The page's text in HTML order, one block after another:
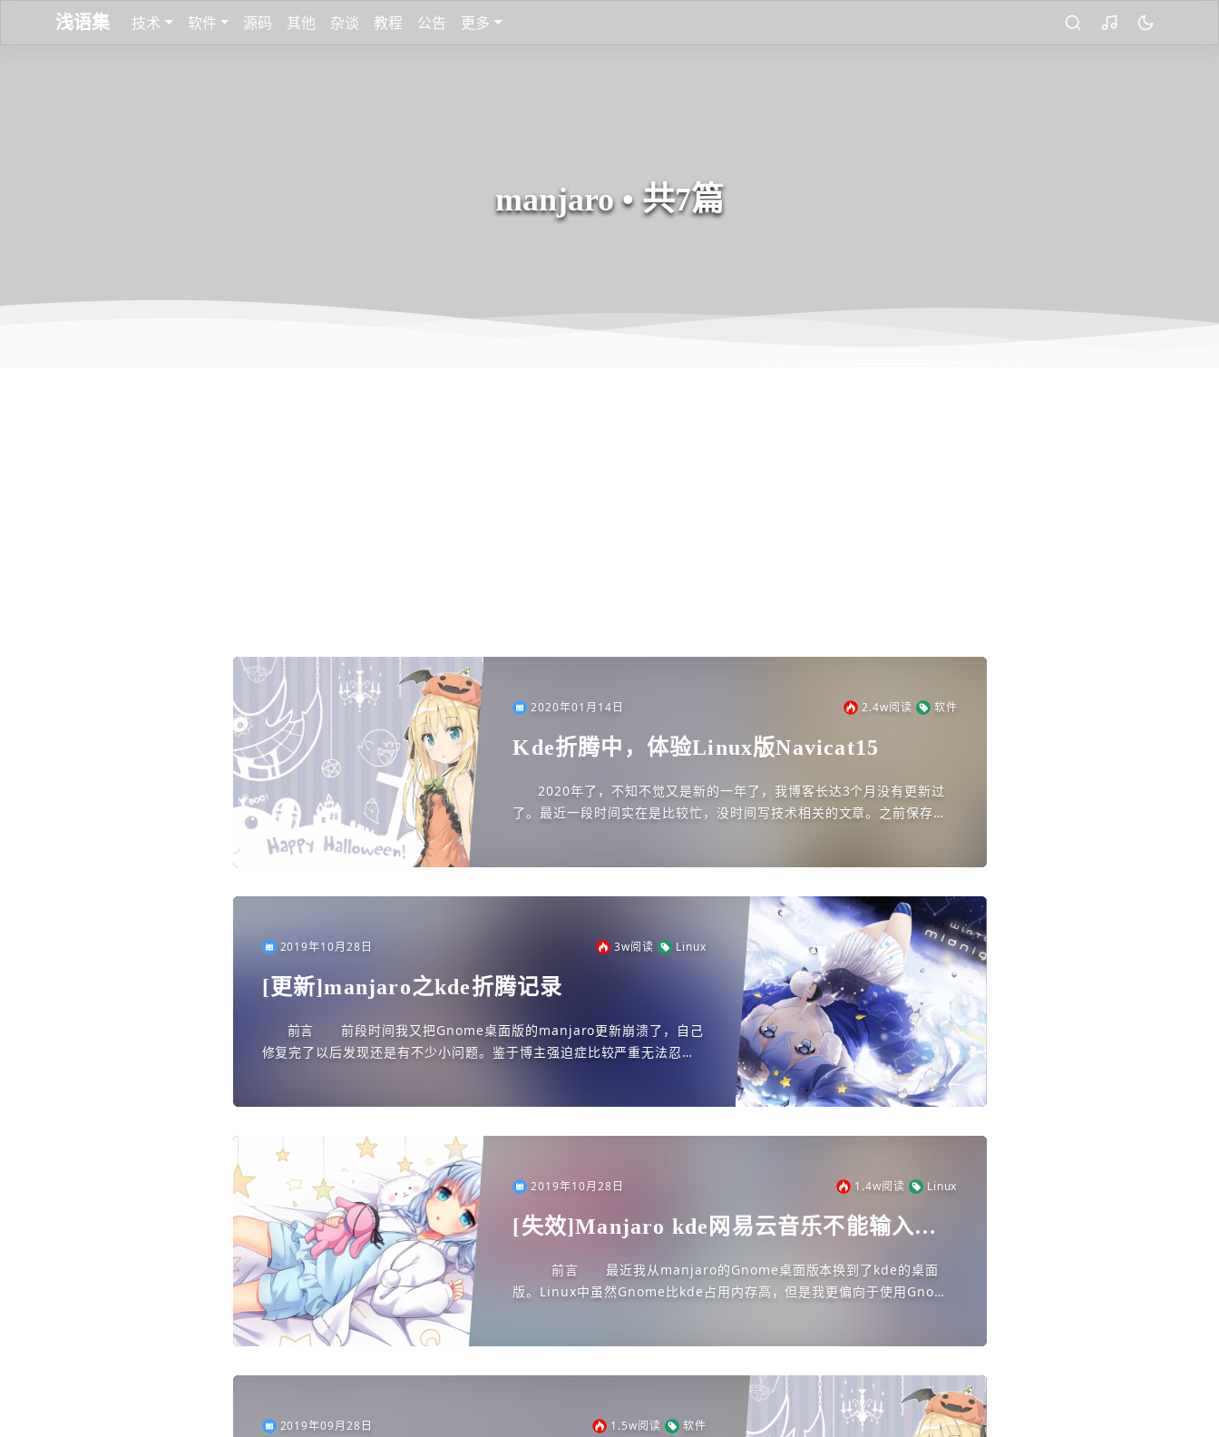
浅语集 技术 软件 源码 其他 杂谈 教程 公告 更多
manjaro • 共7篇
2020年01月14日 2.4w阅读 软件
Kde折腾中，体验Linux版Navicat15
2020年了，不知不觉又是新的一年了，我博客长达3个月没有更新过
了。最近一段时间实在是比较忙，没时间写技术相关的文章。之前保存在
2019年10月28日 3w阅读 Linux
[更新]manjaro之kde折腾记录
前言 前段时间我又把Gnome桌面版的manjaro更新崩溃了，自己
修复完了以后发现还是有不少小问题。鉴于博主强迫症比较严重无法忍
2019年10月28日 1.4w阅读 Linux
[失效]Manjaro kde网易云音乐不能输入中
前言 最近我从manjaro的Gnome桌面版本换到了kde的桌面
版。Linux中虽然Gnome比kde占用内存高，但是我更偏向于使用Gnome
2019年09月28日 1.5w阅读 软件